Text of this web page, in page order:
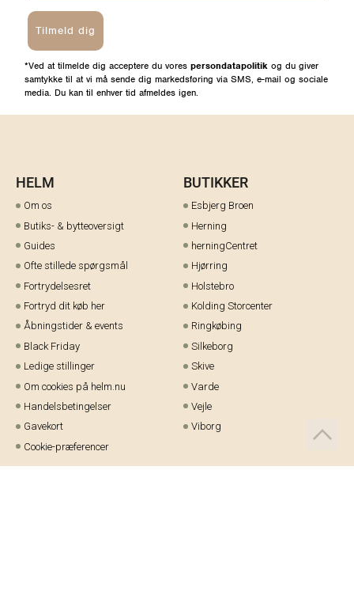
Tilmeld dig
*Ved at tilmelde dig acceptere du vores persondatapolitik og du giver
samtykke til at vi må sende dig markedsføring via SMS, e-mail og sociale
media. Du kan til enhver tid afmeldes igen.
HELM
Om os
Butiks- & bytteoversigt
Guides
Ofte stillede spørgsmål
Fortrydelsesret
Fortryd dit køb her
Åbningstider & events
Black Friday
Ledige stillinger
Om cookies på helm.nu
Handelsbetingelser
Gavekort
Cookie-præferencer
BUTIKKER
Esbjerg Broen
Herning
herningCentret
Hjørring
Holstebro
Kolding Storcenter
Ringkøbing
Silkeborg
Skive
Varde
Vejle
Viborg